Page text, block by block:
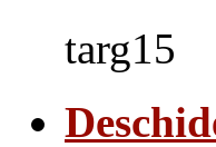
targ15